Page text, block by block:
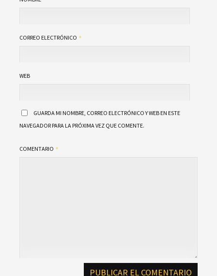
CORREO ELECTRÓNICO
WEB
GUARDA MI NOMBRE, CORREO ELECTRÓNICO Y WEB EN ESTE
NAVEGADOR PARA LA PRÓXIMA VEZ QUE COMENTE.
COMENTARIO